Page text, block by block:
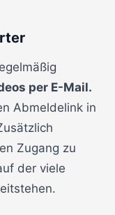
per E-Mail.
Abmeldelink in
Zugang zu
der viele